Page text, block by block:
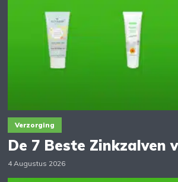
Verzorging
De 7 Beste Zinkzalven
4 Augustus 2026